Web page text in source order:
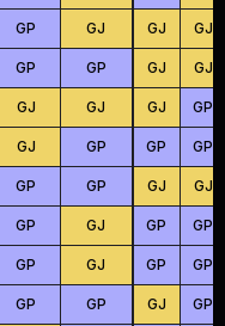
GP GJ
GP GP
GJ GJ
GJ GP
GP GP
GP GJ
GP GJ
GP GP
GJ GJ
GJ GJ
GJ GP
GP GP
GJ GJ
GP GP
GP GP
GJ GP